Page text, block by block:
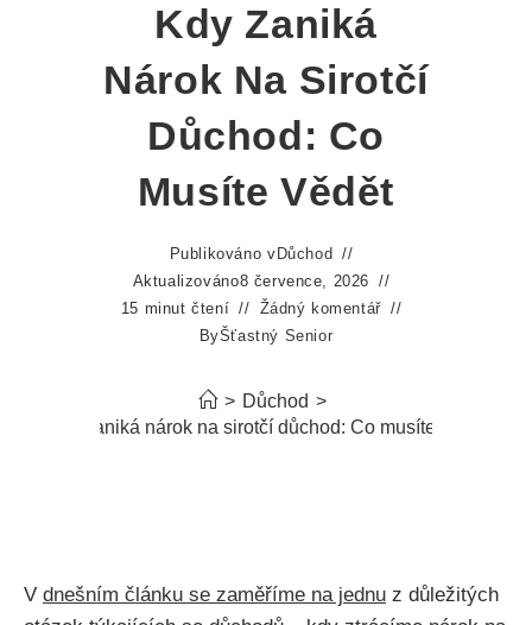
Kdy Zaniká
Nárok Na Sirotčí
Důchod: Co
Musíte Vědět
Publikováno v Důchod
Aktualizováno8 července, 2026
15 minut čtení
Žádný komentář
ByŠťastný Senior
> Důchod >
Kdy zaniká nárok na sirotčí důchod: Co musíte vědět
V dnešním článku se zaměříme na jednu z důležitých